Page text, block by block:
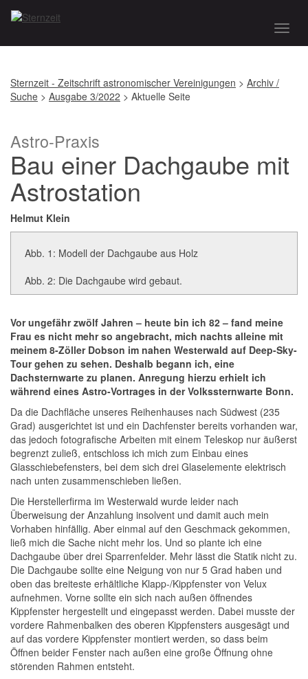
Sternzeit - Zeitschrift astronomischer Vereinigungen > Archiv /
Suche > Ausgabe 3/2022 > Aktuelle Seite
Astro-Praxis
Bau einer Dachgaube mit
Astrostation
Helmut Klein
Abb. 1: Modell der Dachgaube aus Holz
Abb. 2: Die Dachgaube wird gebaut.
Vor ungefähr zwölf Jahren – heute bin ich 82 – fand meine
Frau es nicht mehr so angebracht, mich nachts alleine mit
meinem 8-Zöller Dobson im nahen Westerwald auf Deep-Sky-
Tour gehen zu sehen. Deshalb begann ich, eine
Dachsternwarte zu planen. Anregung hierzu erhielt ich
während eines Astro-Vortrages in der Volkssternwarte Bonn.
Da die Dachfläche unseres Reihenhauses nach Südwest (235
Grad) ausgerichtet ist und ein Dachfenster bereits vorhanden war,
das jedoch fotografische Arbeiten mit einem Teleskop nur äußerst
begrenzt zuließ, entschloss ich mich zum Einbau eines
Glasschiebefensters, bei dem sich drei Glaselemente elektrisch
nach unten zusammenschieben ließen.
Die Herstellerfirma im Westerwald wurde leider nach
Überweisung der Anzahlung insolvent und damit auch mein
Vorhaben hinfällig. Aber einmal auf den Geschmack gekommen,
ließ mich die Sache nicht mehr los. Und so plante ich eine
Dachgaube über drei Sparrenfelder. Mehr lässt die Statik nicht zu.
Die Dachgaube sollte eine Neigung von nur 5 Grad haben und
oben das breiteste erhältliche Klapp-/Kippfenster von Velux
aufnehmen. Vorne sollte ein sich nach außen öffnendes
Kippfenster hergestellt und eingepasst werden. Dabei musste der
vordere Rahmenbalken des oberen Kippfensters ausgesägt und
auf das vordere Kippfenster montiert werden, so dass beim
Öffnen beider Fenster nach außen eine große Öffnung ohne
störenden Rahmen entsteht.